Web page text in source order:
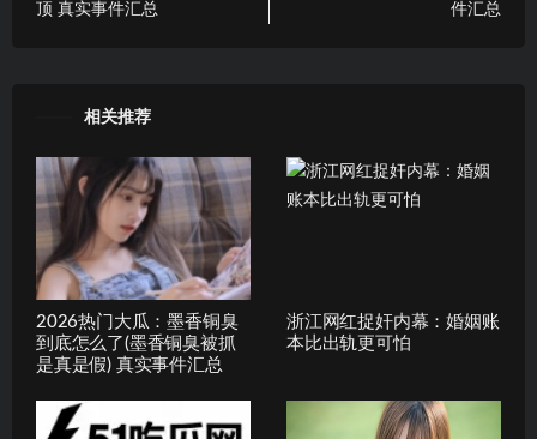
顶 真实事件汇总
件汇总
相关推荐
2026热门大瓜：墨香铜臭
到底怎么了(墨香铜臭被抓
是真是假) 真实事件汇总
浙江网红捉奸内幕：婚姻账
本比出轨更可怕